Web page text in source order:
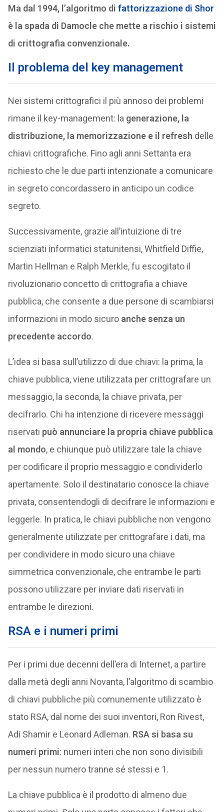
Ma dal 1994, l’algoritmo di fattorizzazione di Shor
è la spada di Damocle che mette a rischio i sistemi
di crittografia convenzionale.
Il problema del key management
Nei sistemi crittografici il più annoso dei problemi
rimane il key-management: la generazione, la
distribuzione, la memorizzazione e il refresh delle
chiavi crittografiche. Fino agli anni Settanta era
richiesto che le due parti intenzionate a comunicare
in segreto concordassero in anticipo un codice
segreto.
Successivamente, grazie all’intuizione di tre
scienziati informatici statunitensi, Whitfield Diffie,
Martin Hellman e Ralph Merkle, fu escogitato il
rivoluzionario concetto di crittografia a chiave
pubblica, che consente a due persone di scambiarsi
informazioni in modo sicuro anche senza un
precedente accordo.
L’idea si basa sull’utilizzo di due chiavi: la prima, la
chiave pubblica, viene utilizzata per crittografare un
messaggio, la seconda, la chiave privata, per
decifrarlo. Chi ha intenzione di ricevere messaggi
riservati può annunciare la propria chiave pubblica
al mondo, e chiunque può utilizzare tale la chiave
per codificare il proprio messaggio e condividerlo
apertamente. Solo il destinatario conosce la chiave
privata, consentendogli di decifrare le informazioni e
leggerle. In pratica, le chiavi pubbliche non vengono
generalmente utilizzate per crittografare i dati, ma
per condividere in modo sicuro una chiave
simmetrica convenzionale, che entrambe le parti
possono utilizzare per inviare dati riservati in
entrambe le direzioni.
RSA e i numeri primi
Per i primi due decenni dell’era di Internet, a partire
dalla metà degli anni Novanta, l’algoritmo di scambio
di chiavi pubbliche più comunemente utilizzato è
stato RSA, dal nome dei suoi inventori, Ron Rivest,
Adi Shamir e Leonard Adleman. RSA si basa su
numeri primi: numeri interi che non sono divisibili
per nessun numero tranne sé stessi e 1.
La chiave pubblica è il prodotto di almeno due